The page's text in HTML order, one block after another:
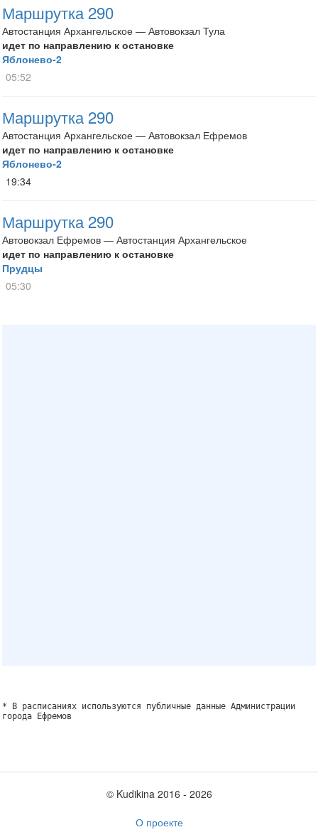
Маршрутка 290
Автостанция Архангельское — Автовокзал Тула
идет по направлению к остановке
Яблонево-2
05:52
Маршрутка 290
Автостанция Архангельское — Автовокзал Ефремов
идет по направлению к остановке
Яблонево-2
19:34
Маршрутка 290
Автовокзал Ефремов — Автостанция Архангельское
идет по направлению к остановке
Прудцы
05:30
* В расписаниях используются публичные данные Администрации
города Ефремов
© Kudikina 2016 ‐ 2026
О проекте